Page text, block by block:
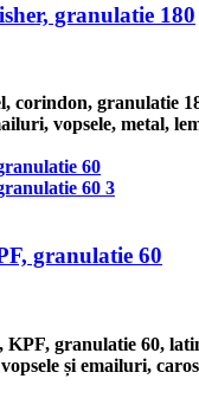
granulatie 180
corindon, granulatie
vopsele, metal,
granulatie 60
granulatie 60,
și emailuri,